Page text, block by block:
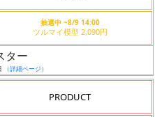
抽選中 ~8/9 14:00
ツルマイ模型 2,090円
ター
（詳細ページ）
PRODUCT